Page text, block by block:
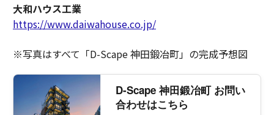
大和ハウス工業
https://www.daiwahouse.co.jp/
※写真はすべて「D-Scape 神田鍛冶町」の完成予想図
D-Scape 神田鍛冶町 お問い
合わせはこちら